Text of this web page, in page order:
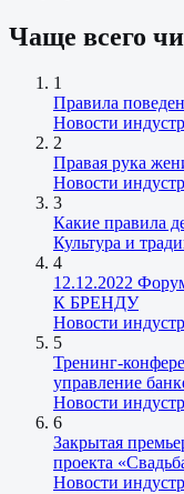
Чаще всего
1
Правила
Новости
2
Правая рука
Новости
3
Какие правила
Культура и
4
12.12.2022
К БРЕНДУ
Новости
5
Тренинг-
управление
Новости
6
Закрытая
проекта
Новости